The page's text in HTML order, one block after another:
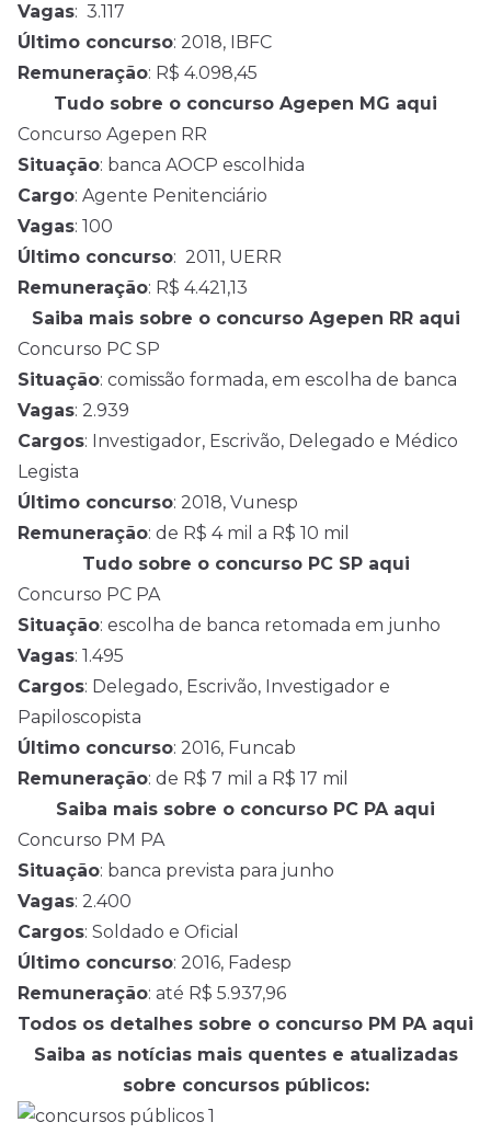
Vagas: 3.117
Último concurso: 2018, IBFC
Remuneração: R$ 4.098,45
Tudo sobre o concurso Agepen MG aqui
Concurso Agepen RR
Situação: banca AOCP escolhida
Cargo: Agente Penitenciário
Vagas: 100
Último concurso: 2011, UERR
Remuneração: R$ 4.421,13
Saiba mais sobre o concurso Agepen RR aqui
Concurso PC SP
Situação: comissão formada, em escolha de banca
Vagas: 2.939
Cargos: Investigador, Escrivão, Delegado e Médico
Legista
Último concurso: 2018, Vunesp
Remuneração: de R$ 4 mil a R$ 10 mil
Tudo sobre o concurso PC SP aqui
Concurso PC PA
Situação: escolha de banca retomada em junho
Vagas: 1.495
Cargos: Delegado, Escrivão, Investigador e
Papiloscopista
Último concurso: 2016, Funcab
Remuneração: de R$ 7 mil a R$ 17 mil
Saiba mais sobre o concurso PC PA aqui
Concurso PM PA
Situação: banca prevista para junho
Vagas: 2.400
Cargos: Soldado e Oficial
Último concurso: 2016, Fadesp
Remuneração: até R$ 5.937,96
Todos os detalhes sobre o concurso PM PA aqui
Saiba as notícias mais quentes e atualizadas
sobre concursos públicos: